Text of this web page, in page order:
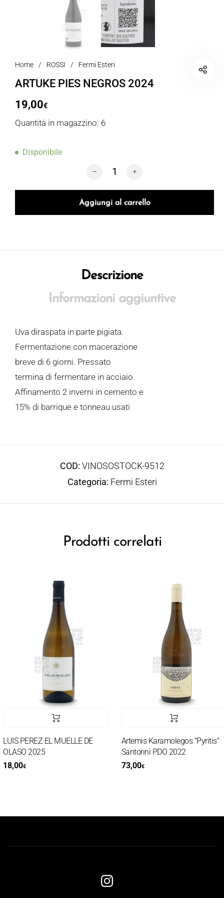
Home / ROSSI / Fermi Esteri
ARTUKE PIES NEGROS 2024
19,00€
Quantità in magazzino: 6
Disponibile
ARTUKE PIES NEGROS 2024 quantità
Aggiungi al carrello
Descrizione
Informazioni aggiuntive
Uva diraspata in parte pigiata.
Fermentazione con macerazione
breve di 6 giorni. Pressato
termina di fermentare in acciaio.
Affinamento 2 inverni in cemento e
15% di barrique e tonneau usati
COD: VINOSOSTOCK-9512
Categoria: Fermi Esteri
Prodotti correlati
PEREZ EL MUELLE DE
2025
€
Artemis Karamolegos “Pyritis”
Santorini PDO 2022
73,00€